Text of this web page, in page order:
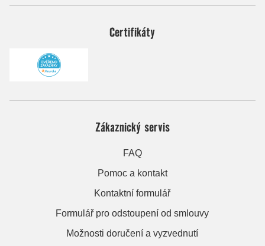
Certifikáty
Zákaznický servis
FAQ
Pomoc a kontakt
Kontaktní formulář
Formulář pro odstoupení od smlouvy
Možnosti doručení a vyzvednutí